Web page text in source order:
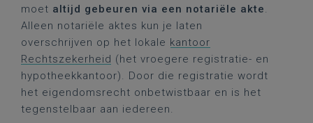
moet altijd gebeuren via een notariële akte.
Alleen notariële aktes kun je laten
overschrijven op het lokale kantoor
Rechtszekerheid (het vroegere registratie- en
hypotheekkantoor). Door die registratie wordt
het eigendomsrecht onbetwistbaar en is het
tegenstelbaar aan iedereen.